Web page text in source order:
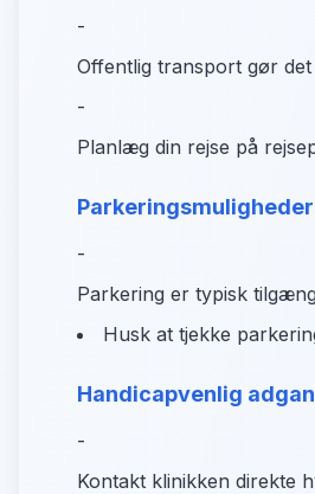
-
Offentlig transport gør
-
Planlæg din rejse på
Parkeringsmuligheder
-
Parkering er typisk
Husk at tjekke
Handicapvenlig
-
Kontakt klinikken direkte